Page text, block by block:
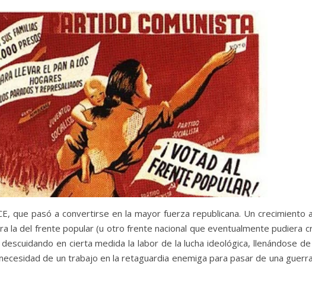
que pasó a convertirse en la mayor fuerza republicana. Un crecimiento
la del frente popular (u otro frente nacional que eventualmente pudiera
en cierta medida la labor de la lucha ideológica, llenándose
de un trabajo en la retaguardia enemiga para pasar de una